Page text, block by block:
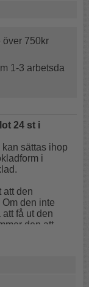
över 750kr
1-3 arbetsda
24 st i
sättas ihop
i
att den
den inte
få ut den
den att
användas i
Rengör